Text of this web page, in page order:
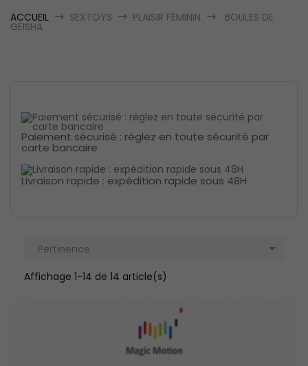
ACCUEIL SEXTOYS PLAISIR FÉMININ BOULES DE
GEISHA
Paiement sécurisé : réglez en toute sécurité par
carte bancaire
Livraison rapide : expédition rapide sous 48H
Pertinence 
Affichage 1-14 de 14 article(s)